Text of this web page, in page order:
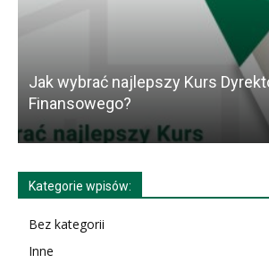
Jak wybrać najlepszy Kurs
Finansowego?
Kategorie wpisów:
Bez kategorii
Inne